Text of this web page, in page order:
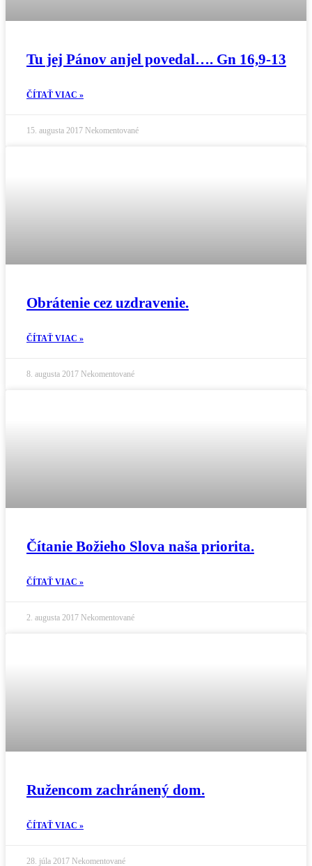
Tu jej Pánov anjel povedal…. Gn 16,9-13
ČÍTAŤ VIAC »
15. augusta 2017 Nekomentované
Obrátenie cez uzdravenie.
ČÍTAŤ VIAC »
8. augusta 2017 Nekomentované
Čítanie Božieho Slova naša priorita.
ČÍTAŤ VIAC »
2. augusta 2017 Nekomentované
Ružencom zachránený dom.
ČÍTAŤ VIAC »
28. júla 2017 Nekomentované